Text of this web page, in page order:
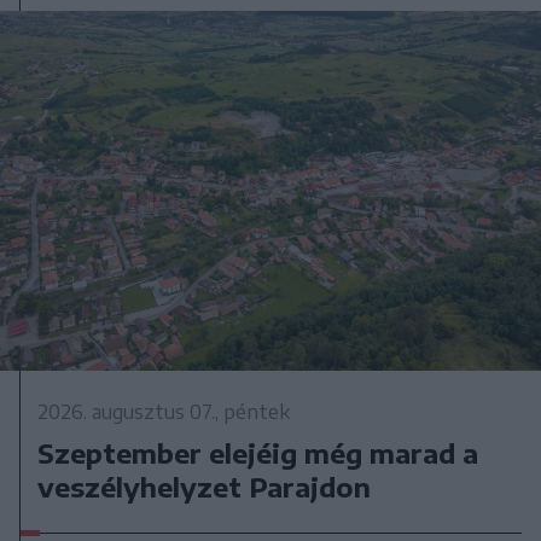
2026. augusztus 07., péntek
Szeptember elejéig még marad a
veszélyhelyzet Parajdon